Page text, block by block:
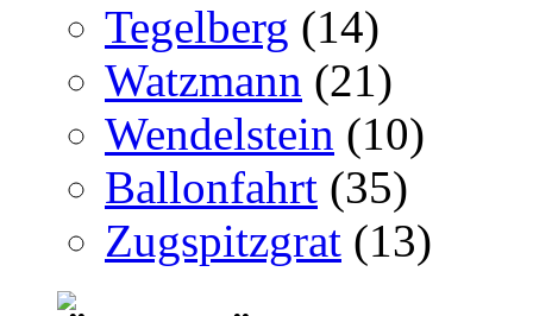
Tegelberg (14)
Watzmann (21)
Wendelstein (10)
Ballonfahrt (35)
Zugspitzgrat (13)